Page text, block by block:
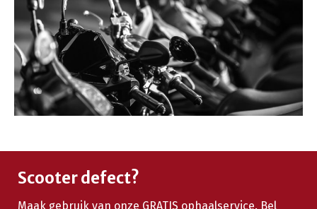
Scooter defect?
Maak gebruik van onze GRATIS ophaalservice. Bel